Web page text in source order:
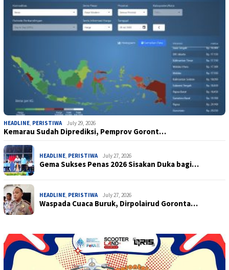
HEADLINE, PERISTIWA July 29, 2026
Kemarau Sudah Diprediksi, Pemprov Goront…
HEADLINE, PERISTIWA July 27, 2026
Gema Sukses Penas 2026 Sisakan Duka bagi…
HEADLINE, PERISTIWA July 27, 2026
Waspada Cuaca Buruk, Dirpolairud Goronta…